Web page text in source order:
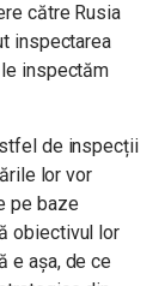
către Rusia
inspectarea
inspectăm
de inspecții
lor vor
pe baze
obiectivul lor
e așa, de ce